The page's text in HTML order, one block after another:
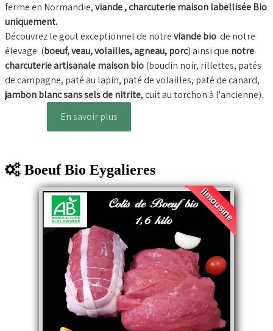
Français▼
ferme en Normandie,viande , charcuterie maison labellisée Bio
uniquement.
Découvrez le gout exceptionnel de notreviande bio de notre
élevage (boeuf, veau, volailles, agneau, porc) ainsi que notre
charcuterie artisanale maison bio(boudin noir, rillettes, patés
de campagne, paté au lapin, paté de volailles, paté de canard,
jambon blanc sans sels de nitrite, cuit au torchon à l'ancienne).
En savoir plus
Boeuf Bio Eygalieres
limousine